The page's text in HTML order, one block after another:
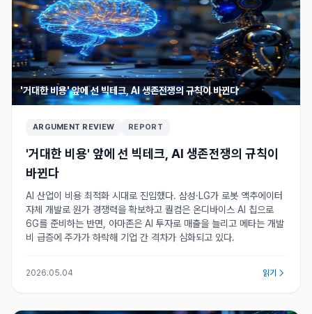
'거대한 비용' 앞에 선 빅테크, AI 생존전쟁의 규칙이 바뀐다
ARGUMENT REVIEW REPORT
'거대한 비용' 앞에 선 빅테크, AI 생존전쟁의 규칙이
바뀐다
AI 산업이 비용 최적화 시대로 진입했다. 삼성·LG가 로봇 액추에이터
자체 개발로 원가 경쟁력을 확보하고 퀄컴은 온디바이스 AI 칩으로
6G를 준비하는 반면, 아마존은 AI 투자로 매출을 늘리고 메타는 개발
비 급증에 주가가 하락해 기업 간 격차가 심화되고 있다.
2026.05.04 읽기